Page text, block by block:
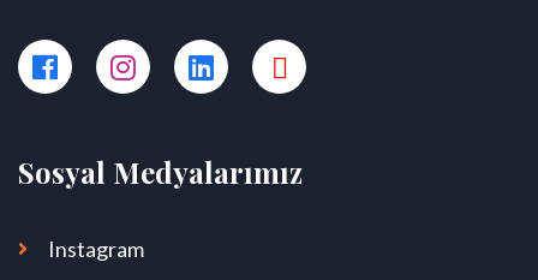
Sosyal Medyalarımız
Instagram